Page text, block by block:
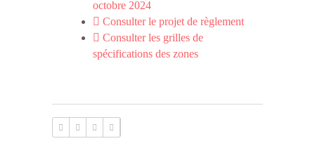
octobre 2024
Consulter le projet de règlement
Consulter les grilles de
spécifications des zones